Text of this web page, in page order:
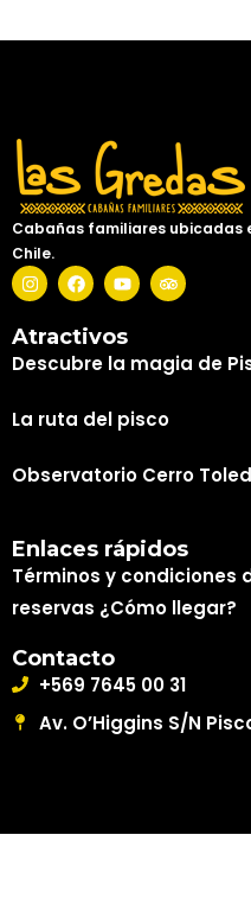
Cabañas familiares ubicadas
Chile.
Atractivos
Descubre la magia de
La ruta del pisco
Observatorio Cerro
Enlaces rápidos
Términos y condiciones
reservas ¿Cómo llegar?
Contacto
+569 7645 00 31
Av. O’Higgins S/N